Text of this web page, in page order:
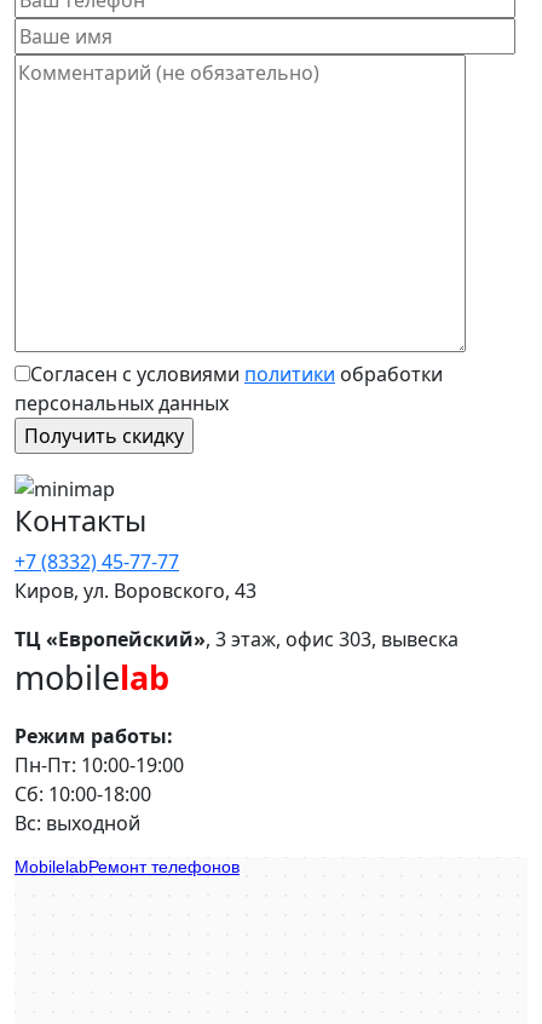
Согласен с условиями политики обработки
персональных данных
Контакты
+7 (8332) 45-77-77
Киров, ул. Воровского, 43
ТЦ «Европейский», 3 этаж, офис 303, вывеска
mobilelab
Режим работы:
Пн-Пт: 10:00-19:00
Сб: 10:00-18:00
Вс: выходной